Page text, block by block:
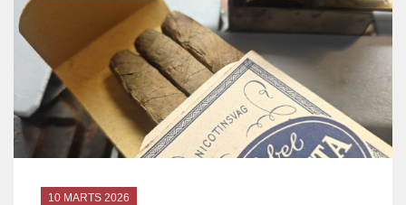
10 MARTS 2026